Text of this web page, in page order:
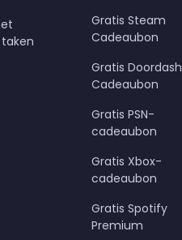
Gratis Steam
Cadeaubon
Gratis Doordash
Cadeaubon
Gratis PSN-
cadeaubon
Gratis Xbox-
cadeaubon
Gratis Spotify
Premium